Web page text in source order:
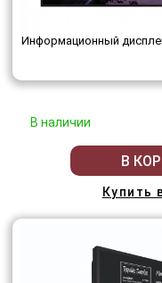
Информационный
В наличии
В
Купить